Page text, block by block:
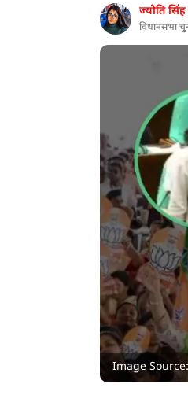
ज्योति सिंह
विधानसभा
Image